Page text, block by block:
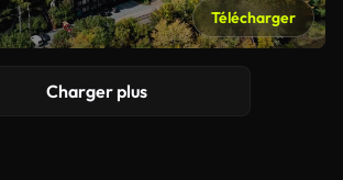
Télécharger
Charger plus